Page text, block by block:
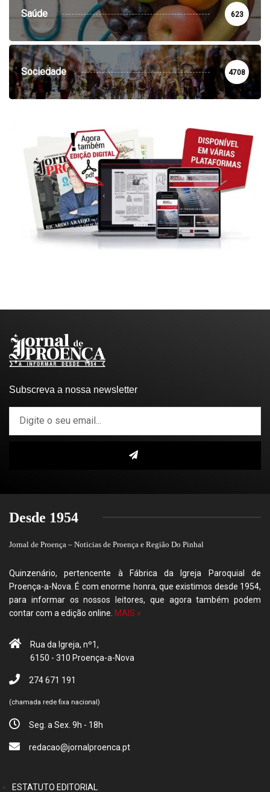
Saúde 623
Sociedade 4708
Subscreva a nossa newsletter
Desde 1954
Jornal de Proença – Noticias de Proença e Região Do Pinhal
Quinzenário, pertencente à Fábrica da Igreja Paroquial de
Proença-a-Nova. É com enorme honra, que existimos desde 1954,
para informar os nossos leitores, que agora também podem
contar com a edição online. MAIS »
Rua da Igreja, nº1,
6150 - 310 Proença-a-Nova
274 671 191
(chamada rede fixa nacional)
Seg. a Sex. 9h - 18h
redacao@jornalproenca.pt
ESTATUTO EDITORIAL